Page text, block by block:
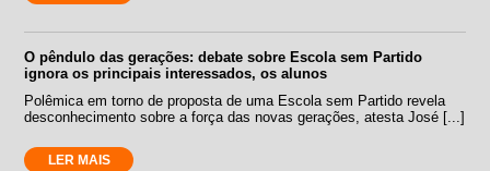
O pêndulo das gerações: debate sobre Escola sem Partido
ignora os principais interessados, os alunos
Polêmica em torno de proposta de uma Escola sem Partido revela
desconhecimento sobre a força das novas gerações, atesta José [...]
LER MAIS